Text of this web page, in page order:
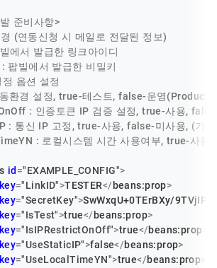
준비사항>
(연동신청 시 메일로 전달된 정보)
빌에서 발급한 링크아이디
: 팝빌에서 발급한 비밀키
옵션 설정
동환경 설정, true-테스트, false-운영
: 인증토큰 IP 검증 설정, true-사용,
: 통신 IP 고정, true-사용, false-미사용, (기
: 로컬시스템 시간 사용여부, true-사용,
id ="EXAMPLE_CONFIG">
key="LinkID">TESTER</ beans:prop>
key="SecretKey">SwWxqU+0TErBXy/
key="IsTest">true</ beans:prop>
key="IsIPRestrictOnOff">true</beans:prop
key="UseStaticIP">false</beans:prop>
key="UseLocalTimeYN">true</beans:prop>